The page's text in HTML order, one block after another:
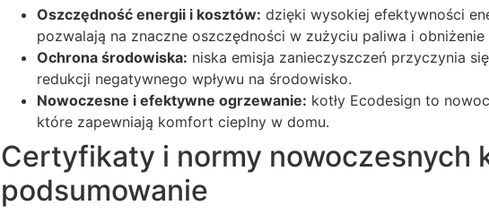
Oszczędność energii i kosztów: dzięki wysokiej efektywności
pozwalają na znaczne oszczędności w zużyciu paliwa i
Ochrona środowiska: niska emisja zanieczyszczeń przyczynia
redukcji negatywnego wpływu na środowisko.
Nowoczesne i efektywne ogrzewanie: kotły Ecodesign to
które zapewniają komfort cieplny w domu.
Certyfikaty i normy nowoczesnych
podsumowanie